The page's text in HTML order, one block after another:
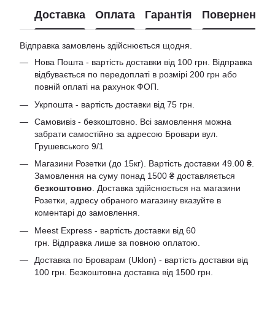
Доставка Оплата Гарантія Повернення
Відправка замовлень здійснюється щодня.
Нова Пошта - вартість доставки від 100 грн. Відправка
відбувається по передоплаті в розмірі 200 грн або
повній оплаті на рахунок ФОП.
Укрпошта - вартість доставки від 75 грн.
Самовивіз - безкоштовно. Всі замовлення можна
забрати самостійно за адресою Бровари вул.
Грушевського 9/1
Магазини Розетки (до 15кг). Вартість доставки 49.00 ₴.
Замовлення на суму понад 1500 ₴ доставляється
безкоштовно. Доставка здійснюється на магазини
Розетки, адресу обраного магазину вказуйте в
коментарі до замовлення.
Meest Express - вартість доставки від 60
грн. Відправка лише за повною оплатою.
Доставка по Броварам (Uklon) - вартість доставки від
100 грн. Безкоштовна доставка від 1500 грн.